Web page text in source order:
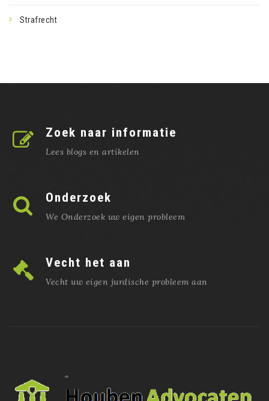
Strafrecht
Zoek naar informatie
Lees blogs en artikelen
Onderzoek
We Onderzoek uw eigen probleem
Vecht het aan
Vecht uw eigen jurdische probleem aan